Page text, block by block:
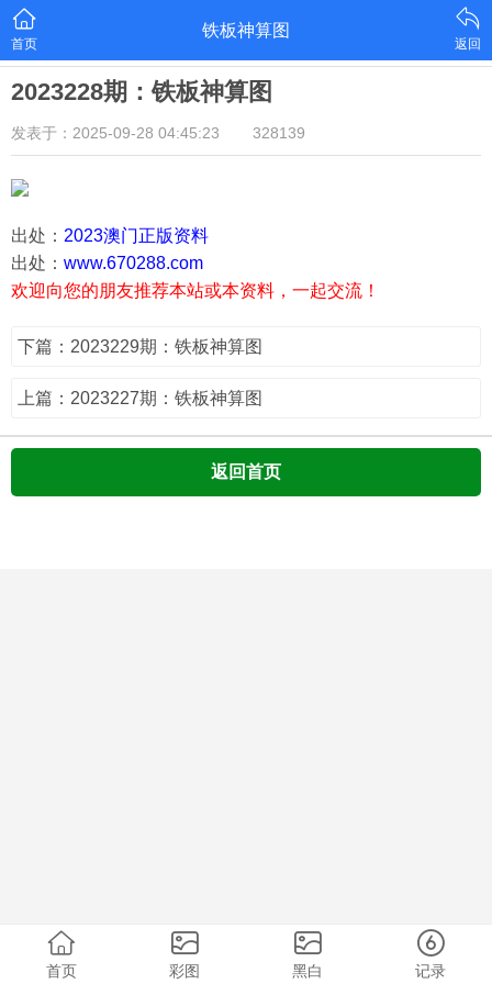
首页
铁板神算图
返回
2023228期：铁板神算图
发表于：2025-09-28 04:45:23 328139
出处： 2023澳门正版资料
出处： www.670288.com
欢迎向您的朋友推荐本站或本资料，一起交流！
下篇：2023229期：铁板神算图
上篇：2023227期：铁板神算图
返回首页
首页 彩图 黑白 记录